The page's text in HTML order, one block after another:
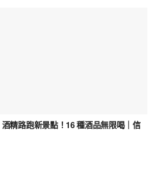
精路跑新景點！16 種酒品無限喝｜信